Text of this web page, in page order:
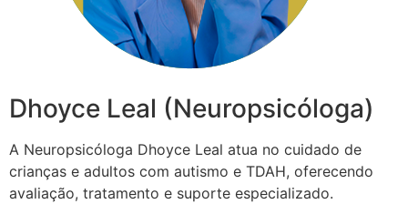
Dhoyce Leal (Neuropsicóloga)
A Neuropsicóloga Dhoyce Leal atua no cuidado de
crianças e adultos com autismo e TDAH, oferecendo
avaliação, tratamento e suporte especializado.